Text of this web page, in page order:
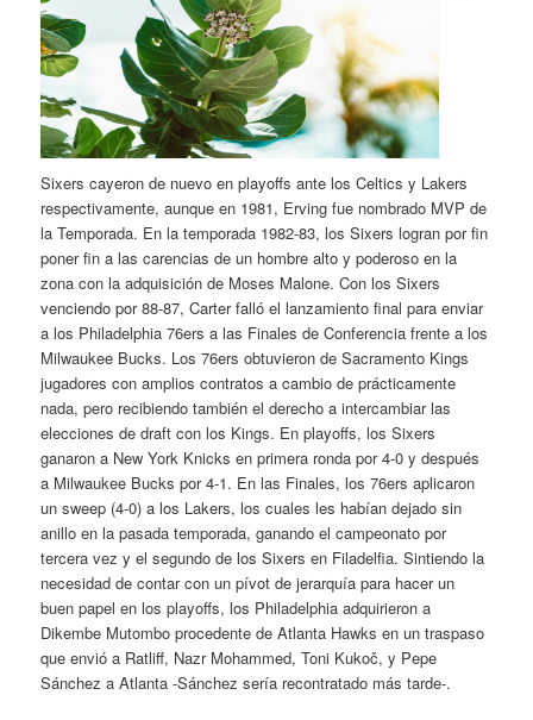
Sixers cayeron de nuevo en playoffs ante los Celtics y Lakers
respectivamente, aunque en 1981, Erving fue nombrado MVP de
la Temporada. En la temporada 1982-83, los Sixers logran por fin
poner fin a las carencias de un hombre alto y poderoso en la
zona con la adquisición de Moses Malone. Con los Sixers
venciendo por 88-87, Carter falló el lanzamiento final para enviar
a los Philadelphia 76ers a las Finales de Conferencia frente a los
Milwaukee Bucks. Los 76ers obtuvieron de Sacramento Kings
jugadores con amplios contratos a cambio de prácticamente
nada, pero recibiendo también el derecho a intercambiar las
elecciones de draft con los Kings. En playoffs, los Sixers
ganaron a New York Knicks en primera ronda por 4-0 y después
a Milwaukee Bucks por 4-1. En las Finales, los 76ers aplicaron
un sweep (4-0) a los Lakers, los cuales les habían dejado sin
anillo en la pasada temporada, ganando el campeonato por
tercera vez y el segundo de los Sixers en Filadelfia. Sintiendo la
necesidad de contar con un pívot de jerarquía para hacer un
buen papel en los playoffs, los Philadelphia adquirieron a
Dikembe Mutombo procedente de Atlanta Hawks en un traspaso
que envió a Ratliff, Nazr Mohammed, Toni Kukoč, y Pepe
Sánchez a Atlanta -Sánchez sería recontratado más tarde-.